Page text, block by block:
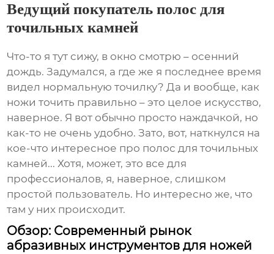
Ведущий покупатель полос для
точильных камней
Что-то я тут сижу, в окно смотрю – осенний
дождь. Задумался, а где же я последнее время
видел нормальную точилку? Да и вообще, как
ножи точить правильно – это целое искусство,
наверное. Я вот обычно просто наждачкой, но
как-то не очень удобно. Зато, вот, наткнулся на
кое-что интересное про полос для точильных
камней... Хотя, может, это все для
профессионалов, я, наверное, слишком
простой пользователь. Но интересно же, что
там у них происходит.
Обзор: Современный рынок
абразивных инструментов для ножей